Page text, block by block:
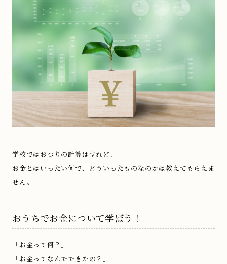
学校ではおつりの計算はすれど、
お金とはいったい何で、どういったものなのかは教えてもらえま
せん。
おうちでお金について学ぼう！
「お金って何？」
「お金ってなんでできたの？」